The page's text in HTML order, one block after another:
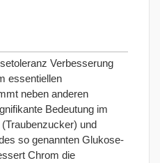
Verbesserung
essentiellen
neben anderen
Bedeutung im
und
so genannten Glukose-
Chrom die